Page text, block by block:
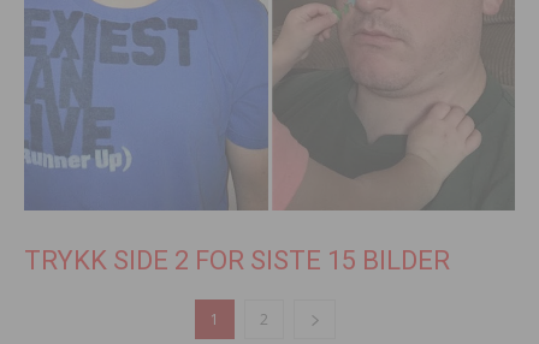
TRYKK SIDE 2 FOR SISTE 15 BILDER
1 2